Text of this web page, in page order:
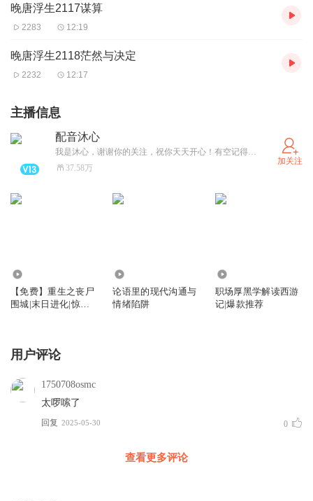
晚唐浮生2117谋算
2283 12:19
晚唐浮生2118茫然与决定
2232 12:17
主播信息
配音沐心
我是沐心，谢谢你的关注，祝你天天开心！有空记得来听我的书！
37.58万
加关注
【免费】重生之丧尸
围城|末日进化|惊险
论语里的现代沟通与
情绪陷阱
职场厚黑学解读西游
记|爆款推荐
用户评论
1750708osmc
太啰嗦了
回复 2025-05-30 0
查看更多评论